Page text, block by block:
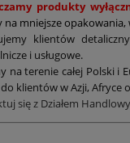
produkty
na mniejsze
klientów
i usługowe.
na terenie całej Polski i
klientów w Azji, Afryce
się z Działem